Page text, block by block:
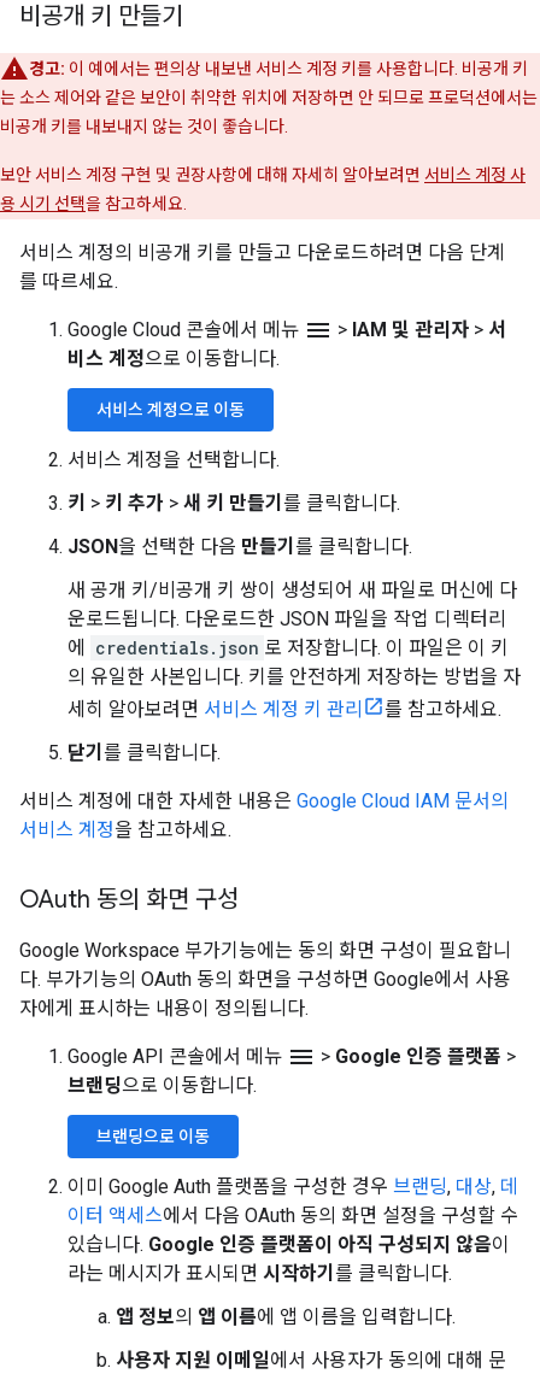
비공개 키 만들기
경고: 이 예에서는 편의상 내보낸 서비스 계정 키를 사용합니다. 비공개 키
는 소스 제어와 같은 보안이 취약한 위치에 저장하면 안 되므로 프로덕션에서는
비공개 키를 내보내지 않는 것이 좋습니다.
보안 서비스 계정 구현 및 권장사항에 대해 자세히 알아보려면 서비스 계정 사
용 시기 선택을 참고하세요.
서비스 계정의 비공개 키를 만들고 다운로드하려면 다음 단계
를 따르세요.
Google Cloud 콘솔에서 메뉴 menu > IAM 및 관리자 > 서
비스 계정으로 이동합니다.
서비스 계정으로 이동
서비스 계정을 선택합니다.
키 > 키 추가 > 새 키 만들기 를 클릭합니다.
JSON 을 선택한 다음 만들기 를 클릭합니다.
새 공개 키/비공개 키 쌍이 생성되어 새 파일로 머신에 다
운로드됩니다. 다운로드한 JSON 파일을 작업 디렉터리
에
credentials.json 로 저장합니다. 이 파일은 이 키
의 유일한 사본입니다. 키를 안전하게 저장하는 방법을 자
세히 알아보려면 서비스 계정 키 관리
를 참고하세요.
닫기 를 클릭합니다.
서비스 계정에 대한 자세한 내용은 Google Cloud IAM 문서의
서비스 계정을 참고하세요.
OAuth 동의 화면 구성
Google Workspace 부가기능에는 동의 화면 구성이 필요합니
다. 부가기능의 OAuth 동의 화면을 구성하면 Google에서 사용
자에게 표시하는 내용이 정의됩니다.
Google API 콘솔에서 메뉴 menu > Google 인증 플랫폼 >
브랜딩으로 이동합니다.
브랜딩으로 이동
이미 Google Auth 플랫폼을 구성한 경우 브랜딩, 대상, 데
이터 액세스에서 다음 OAuth 동의 화면 설정을 구성할 수
있습니다. Google 인증 플랫폼이 아직 구성되지 않음이
라는 메시지가 표시되면 시작하기 를 클릭합니다.
앱 정보의 앱 이름에 앱 이름을 입력합니다.
사용자 지원 이메일에서 사용자가 동의에 대해 문